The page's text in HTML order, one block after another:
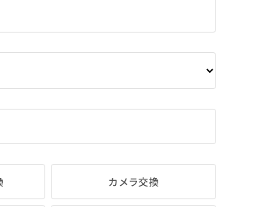
カメラ交換